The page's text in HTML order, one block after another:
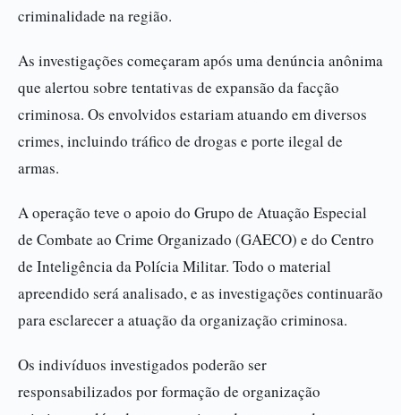
criminalidade na região.
As investigações começaram após uma denúncia anônima
que alertou sobre tentativas de expansão da facção
criminosa. Os envolvidos estariam atuando em diversos
crimes, incluindo tráfico de drogas e porte ilegal de
armas.
A operação teve o apoio do Grupo de Atuação Especial
de Combate ao Crime Organizado (GAECO) e do Centro
de Inteligência da Polícia Militar. Todo o material
apreendido será analisado, e as investigações continuarão
para esclarecer a atuação da organização criminosa.
Os indivíduos investigados poderão ser
responsabilizados por formação de organização